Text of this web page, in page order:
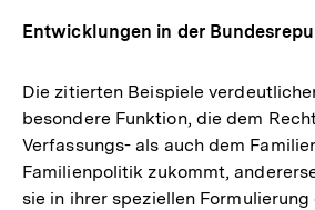
Entwicklungen in der
Die zitierten Beispiele
besondere Funktion, die dem
Verfassungs- als auch dem
Familienpolitik zukommt,
sie in ihrer speziellen